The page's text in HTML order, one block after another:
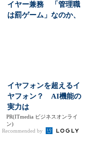
イヤー兼務 「管理職
は罰ゲーム」なのか、
イヤフォンを超えるイ
ヤフォン？ AI機能の
実力は
PR(ITmedia ビジネスオンライ
ン)
Recommended by